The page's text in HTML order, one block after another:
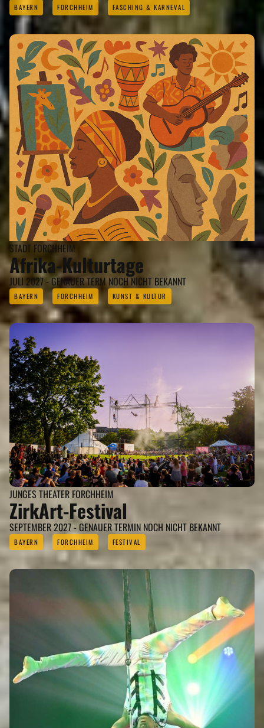
BAYERN FORCHHEIM FASCHING & KARNEVAL
STADT FORCHHEIM
Afrika-Kulturtage
JULI 2027 - GENAUER TERM NOCH NICHT BEKANNT
BAYERN FORCHHEIM KUNST & KULTUR
JUNGES THEATER FORCHHEIM
ZirkArt-Festival
SEPTEMBER 2027 - GENAUER TERMIN NOCH NICHT BEKANNT
BAYERN FORCHHEIM FESTIVAL